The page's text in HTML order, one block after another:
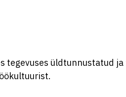
tegevuses üldtunnustatud